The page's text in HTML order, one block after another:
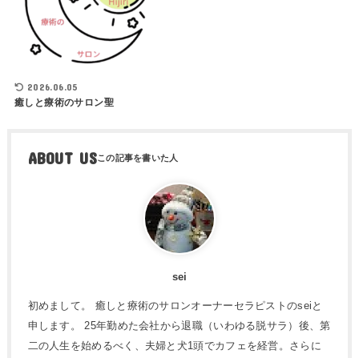
2026.06.05
癒しと療術のサロン聖
ABOUT US
sei
初めまして。 癒しと療術のサロンオーナーセラピストのseiと
申します。 25年勤めた会社から退職（いわゆる脱サラ）後、第
二の人生を始めるべく、夫婦と犬1頭でカフェを経営。さらに